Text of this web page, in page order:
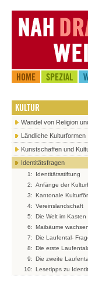
HOME SPEZIAL
KULTUR
Wandel von Religion
Ländliche Kulturformen
Kunstschaffen und
Identitätsfragen
1:
Identitätsstiftung
2: Anfänge der
3: Kantonale
4: Vereinslandschaft
5: Die Welt im Kasten
6: Maibäume wachsen
7: Die Laufental-
8: Die erste
9: Die zweite
10: Lesetipps zu